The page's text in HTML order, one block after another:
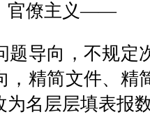
僚主义——
导向，不规定
，精简文件、精
为名层层填表